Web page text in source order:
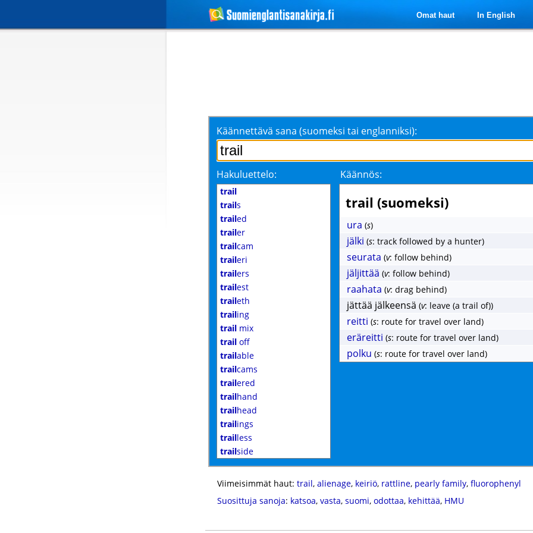
Omat haut In English
Käännettävä sana (suomeksi tai englanniksi):
Hakuluettelo: Käännös:
trail
trails
trailed
trailer
trailcam
traileri
trailers
trailest
traileth
trailing
trail mix
trail off
trailable
trailcams
trailered
trailhand
trailhead
trailings
trailless
trailside
trail (suomeksi)
ura (s)
jälki (s: track followed by a hunter)
seurata (v: follow behind)
jäljittää (v: follow behind)
raahata (v: drag behind)
jättää jälkeensä (v: leave (a trail of))
reitti (s: route for travel over land)
eräreitti (s: route for travel over land)
polku (s: route for travel over land)
Viimeisimmät haut: trail, alienage, keiriö, rattline, pearly family, fluorophenyl
Suosittuja sanoja: katsoa, vasta, suomi, odottaa, kehittää, HMU